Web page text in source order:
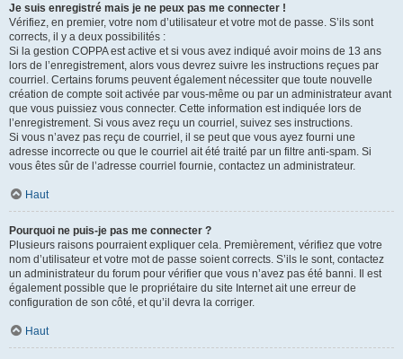
Je suis enregistré mais je ne peux pas me connecter !
Vérifiez, en premier, votre nom d’utilisateur et votre mot de passe. S’ils sont
corrects, il y a deux possibilités :
Si la gestion COPPA est active et si vous avez indiqué avoir moins de 13 ans
lors de l’enregistrement, alors vous devrez suivre les instructions reçues par
courriel. Certains forums peuvent également nécessiter que toute nouvelle
création de compte soit activée par vous-même ou par un administrateur avant
que vous puissiez vous connecter. Cette information est indiquée lors de
l’enregistrement. Si vous avez reçu un courriel, suivez ses instructions.
Si vous n’avez pas reçu de courriel, il se peut que vous ayez fourni une
adresse incorrecte ou que le courriel ait été traité par un filtre anti-spam. Si
vous êtes sûr de l’adresse courriel fournie, contactez un administrateur.
Haut
Pourquoi ne puis-je pas me connecter ?
Plusieurs raisons pourraient expliquer cela. Premièrement, vérifiez que votre
nom d’utilisateur et votre mot de passe soient corrects. S’ils le sont, contactez
un administrateur du forum pour vérifier que vous n’avez pas été banni. Il est
également possible que le propriétaire du site Internet ait une erreur de
configuration de son côté, et qu’il devra la corriger.
Haut